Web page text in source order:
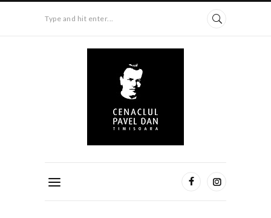
Type and hit enter...